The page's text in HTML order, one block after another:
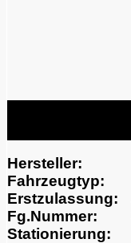
Hersteller:
Fahrzeugtyp:
Erstzulassung:
Fg.Nummer:
Stationierung: